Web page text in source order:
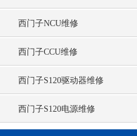
西门子NCU维修
西门子CCU维修
西门子S120驱动器维修
西门子S120电源维修